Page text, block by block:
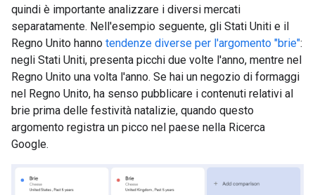
quindi è importante analizzare i diversi mercati
separatamente. Nell'esempio seguente, gli Stati Uniti e il
Regno Unito hanno tendenze diverse per l'argomento "brie":
negli Stati Uniti, presenta picchi due volte l'anno, mentre nel
Regno Unito una volta l'anno. Se hai un negozio di formaggi
nel Regno Unito, ha senso pubblicare i contenuti relativi al
brie prima delle festività natalizie, quando questo
argomento registra un picco nel paese nella Ricerca
Google.